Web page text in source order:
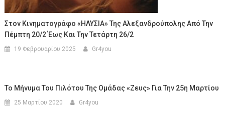
Στον Κινηματογράφο «ΗΛΥΣΙΑ» Της Αλεξανδρούπολης Από Την
Πέμπτη 20/2 Έως Και Την Τετάρτη 26/2
19 Φεβρουαρίου 2025 Gr4you
Το Μήνυμα Του Πιλότου Της Ομάδας «Ζευς» Για Την 25η Μαρτίου
25 Μαρτίου 2020 Gr4you